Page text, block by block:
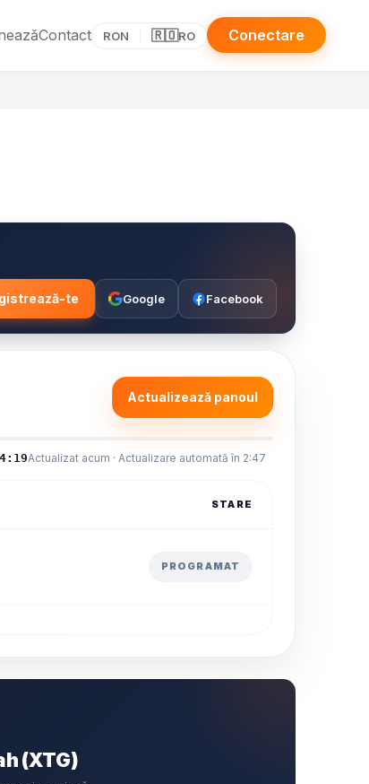
Contact RON 🇷🇴RO Conectare
te Google Facebook
Actualizează panoul
Actualizat acum · Actualizare automată în 2:46
STARE
PROGRAMAT
(XTG)